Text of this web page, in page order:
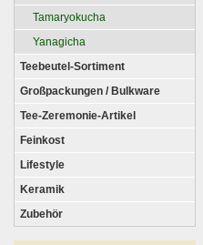
Tamaryokucha
Yanagicha
Teebeutel-Sortiment
Großpackungen / Bulkware
Tee-Zeremonie-Artikel
Feinkost
Lifestyle
Keramik
Zubehör